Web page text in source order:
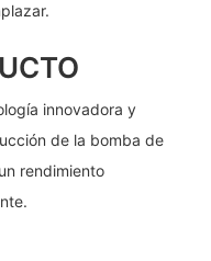
innovadora y
de la bomba de
rendimiento